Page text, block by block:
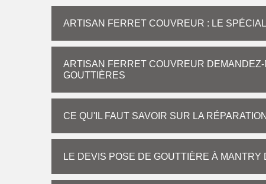
ARTISAN FERRET COUVREUR : LE
ARTISAN FERRET COUVREUR
GOUTTIÈRES
CE QU'IL FAUT SAVOIR SUR LA
LE DEVIS POSE DE GOUTTIÈRE À MANTRY